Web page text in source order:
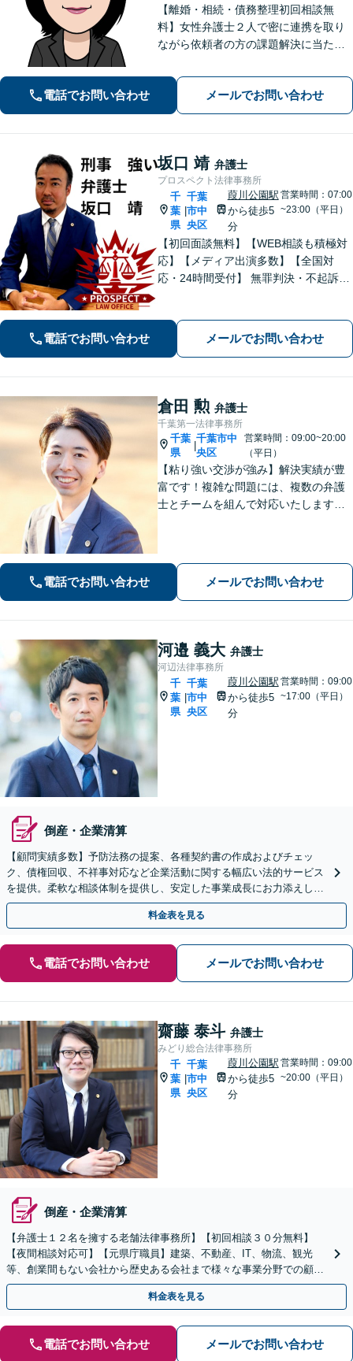
【離婚・相続・債務整理初回相談無
料】女性弁護士２人で密に連携を取り
ながら依頼者の方の課題解決に当たり
か迷っていらっしゃる方も、ぜひお気
軽にご相談ください。感情面も含め丁
寧にお話をお聞きします。
電話でお問い合わせ メールでお問い合わせ
坂口 靖 弁護士
プロスペクト法律事務所
千
葉
県
千葉
市中
央区
葭川公園駅
から徒歩5
分
営業時間：07:00
~23:00（平日）
【初回面談無料】【WEB相談も積極対
応】【メディア出演多数】【全国対
応・24時間受付】 無罪判決・不起訴多
結果へ。粘り強く、鋭く、そして迅速
に。明朗な料金体系で安心サポート。
電話でお問い合わせ メールでお問い合わせ
倉田 勲 弁護士
千葉第一法律事務所
千葉
県
千葉市中
央区
営業時間：09:00~20:00
（平日）
【粘り強い交渉が強み】解決実績が豊
富です！複雑な問題には、複数の弁護
士とチームを組んで対応いたします。
ください。
電話でお問い合わせ メールでお問い合わせ
河邉 義大 弁護士
河辺法律事務所
千
葉
県
千葉
市中
央区
葭川公園駅
から徒歩5
分
営業時間：09:00
~17:00（平日）
倒産・企業清算
【顧問実績多数】予防法務の提案、各種契約書の作成およびチェッ
ク、債権回収、不祥事対応など企業活動に関する幅広い法的サービス
を提供。柔軟な相談体制を提供し、安定した事業成長にお力添えしま
す【休日・夜間面談対応】
料金表を見る
電話でお問い合わせ メールでお問い合わせ
齋藤 泰斗 弁護士
みどり総合法律事務所
千
葉
県
千葉
市中
央区
葭川公園駅
から徒歩5
分
営業時間：09:00
~20:00（平日）
倒産・企業清算
【弁護士１２名を擁する老舗法律事務所】【初回相談３０分無料】
【夜間相談対応可】【元県庁職員】建築、不動産、IT、物流、観光
等、創業間もない会社から歴史ある会社まで様々な事業分野での顧問
業務経験が豊富です。
料金表を見る
電話でお問い合わせ メールでお問い合わせ